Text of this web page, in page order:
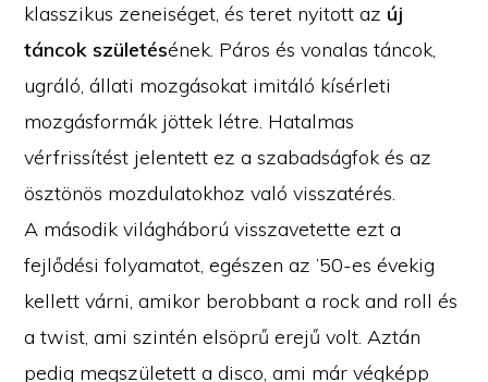
klasszikus zeneiséget, és teret nyitott az új
táncok születésének. Páros és vonalas táncok,
ugráló, állati mozgásokat imitáló kísérleti
mozgásformák jöttek létre. Hatalmas
vérfrissítést jelentett ez a szabadságfok és az
ösztönös mozdulatokhoz való visszatérés.
A második világháború visszavetette ezt a
fejlődési folyamatot, egészen az ’50-es évekig
kellett várni, amikor berobbant a rock and roll és
a twist, ami szintén elsöprű erejű volt. Aztán
pedig megszületett a disco, ami már végképp